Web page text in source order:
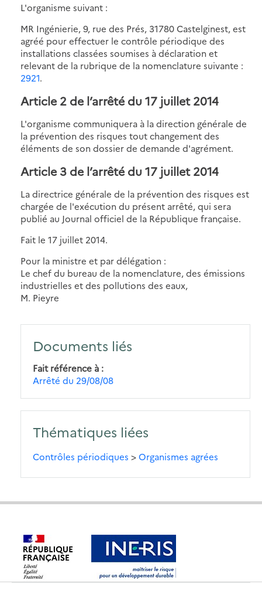
L'organisme suivant :
MR Ingénierie, 9, rue des Prés, 31780 Castelginest, est
agréé pour effectuer le contrôle périodique des
installations classées soumises à déclaration et
relevant de la rubrique de la nomenclature suivante :
2921.
Article 2 de l’arrêté du 17 juillet 2014
L'organisme communiquera à la direction générale de
la prévention des risques tout changement des
éléments de son dossier de demande d'agrément.
Article 3 de l’arrêté du 17 juillet 2014
La directrice générale de la prévention des risques est
chargée de l'exécution du présent arrêté, qui sera
publié au Journal officiel de la République française.
Fait le 17 juillet 2014.
Pour la ministre et par délégation :
Le chef du bureau de la nomenclature, des émissions
industrielles et des pollutions des eaux,
M. Pieyre
Documents liés
Fait référence à
Arrêté du 29/08/08
Thématiques liées
Contrôles périodiques >Organismes agrées